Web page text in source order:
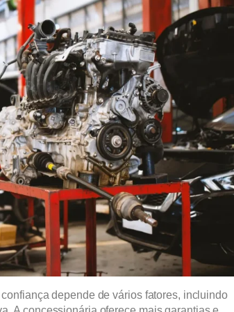
depende de vários fatores, incluindo